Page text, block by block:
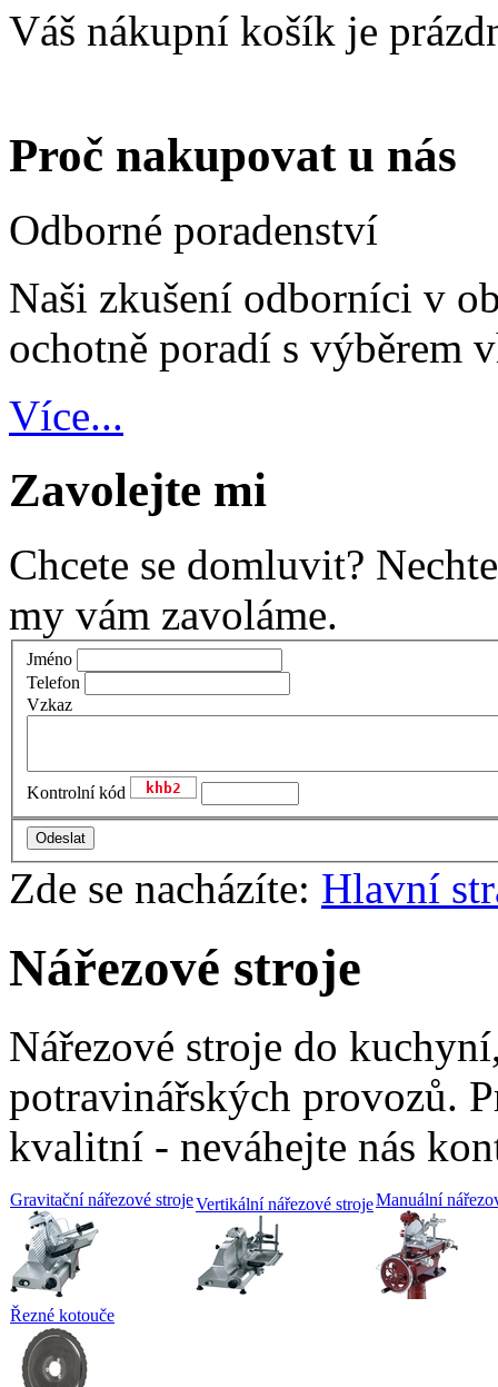
Váš nákupní košík je
Proč nakupovat u nás
Odborné poradenství
Naši zkušení odborníci v
ochotně poradí s výběrem
Více...
Zavolejte mi
Chcete se domluvit?
my vám zavoláme.
Jméno
Telefon
Vzkaz
Kontrolní kód
Zde se nacházíte: Hlavní
Nářezové stroje
Nářezové stroje do
potravinářských provozů.
kvalitní - neváhejte nás
Gravitační nářezové strojeVertikální nářezové strojeManuální
Řezné kotouče